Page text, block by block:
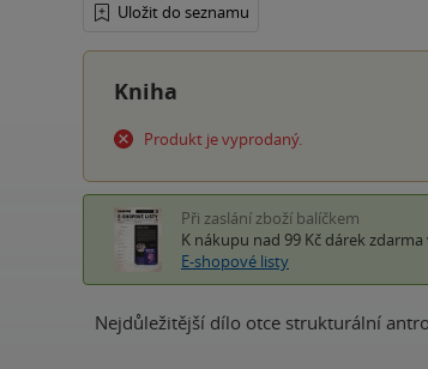
Uložit do seznamu
Kniha
Produkt je vyprodaný.
Při zaslání zboží balíčkem
K nákupu nad 99 Kč dárek zdarma
E-shopové listy
Nejdůležitější dílo otce strukturální